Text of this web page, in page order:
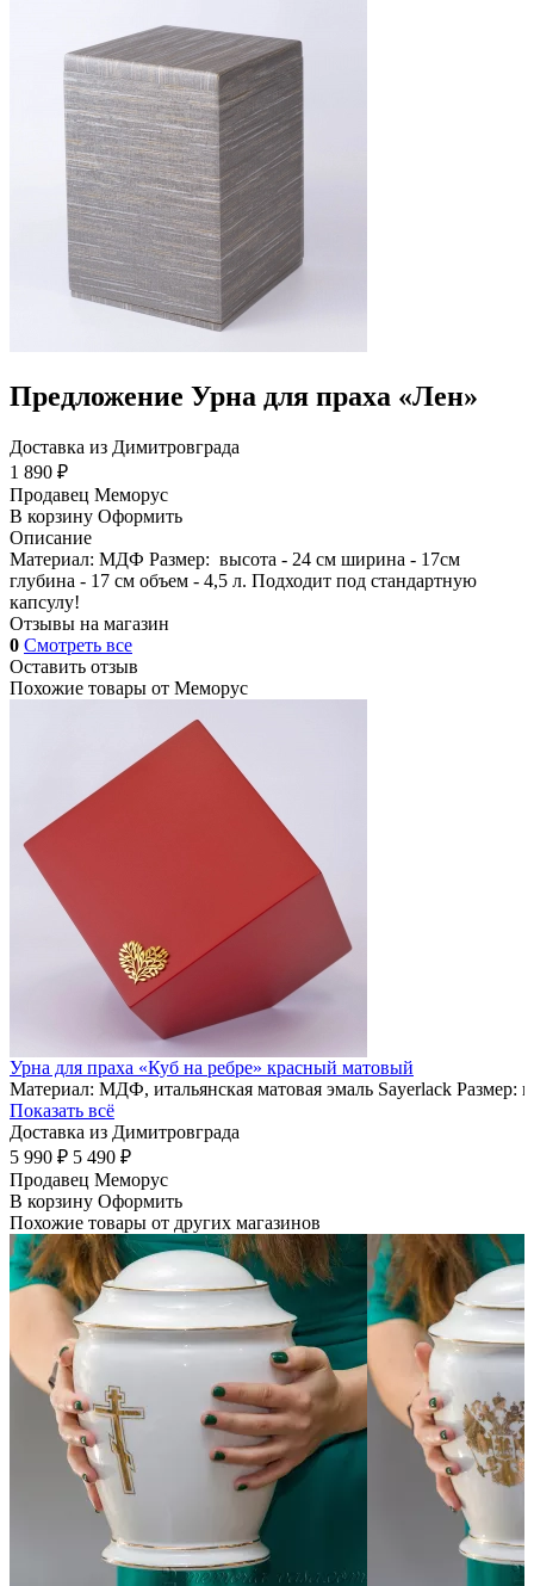
Предложение Урна для праха «Лен»
Доставка из Димитровграда
1 890 ₽
Продавец Меморус
В корзину Оформить
Описание
Материал: МДФ Размер: высота - 24 см ширина - 17см
глубина - 17 см объем - 4,5 л. Подходит под стандартную
капсулу!
Отзывы на магазин
0 Смотреть все
Оставить отзыв
Похожие товары от Меморус
Урна для праха «Куб на ребре» красный матовый
Материал: МДФ, итальянская матовая эмаль Sayerlack
Показать всё
Доставка из Димитровграда
5 990 ₽ 5 490 ₽
Продавец Меморус
В корзину Оформить
Похожие товары от других магазинов